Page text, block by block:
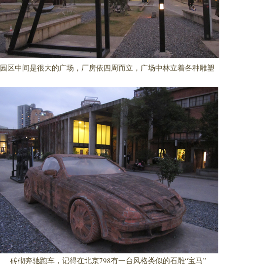
园区中间是很大的广场，厂房依四周而立，广场中林立着各种雕塑
砖砌奔驰跑车，记得在北京798有一台风格类似的石雕“宝马”